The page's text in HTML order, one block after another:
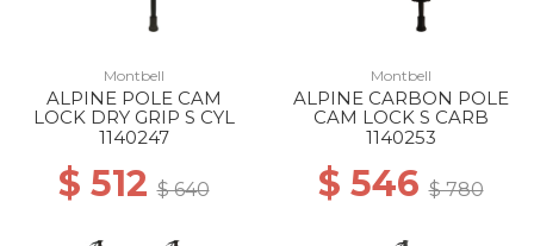
Montbell
ALPINE POLE CAM
LOCK DRY GRIP S CYL
1140247
$ 512$ 640
Montbell
ALPINE CARBON POLE
CAM LOCK S CARB
1140253
$ 546$ 780